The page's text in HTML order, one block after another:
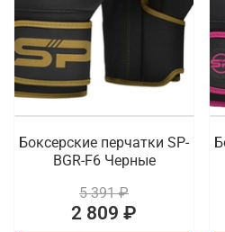
Боксерские перчатки SP-
BGR-F6 Черные
5 391 ₽
2 809 ₽